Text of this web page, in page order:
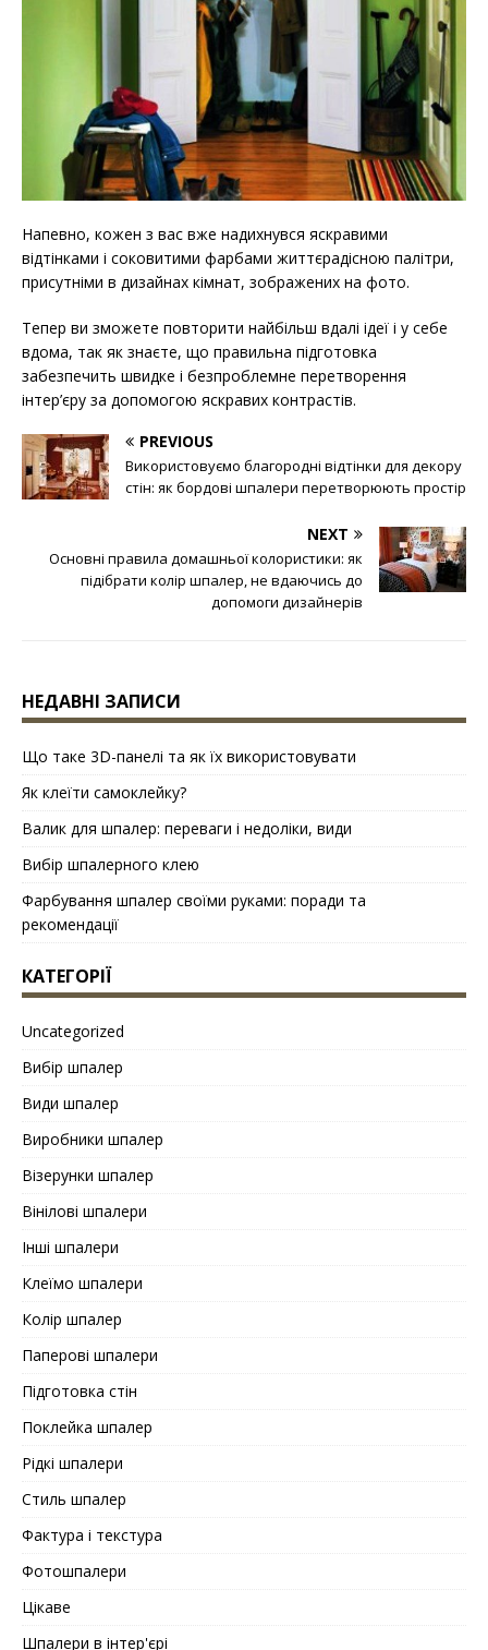
Напевно, кожен з вас вже надихнувся яскравими
відтінками і соковитими фарбами життєрадісною палітри,
присутніми в дизайнах кімнат, зображених на фото.
Тепер ви зможете повторити найбільш вдалі ідеї і у себе
вдома, так як знаєте, що правильна підготовка
забезпечить швидке і безпроблемне перетворення
інтер’єру за допомогою яскравих контрастів.
PREVIOUS
Використовуємо благородні відтінки для декору
стін: як бордові шпалери перетворюють простір
NEXT
Основні правила домашньої колористики: як
підібрати колір шпалер, не вдаючись до
допомоги дизайнерів
НЕДАВНІ ЗАПИСИ
Що таке 3D-панелі та як їх використовувати
Як клеїти самоклейку?
Валик для шпалер: переваги і недоліки, види
Вибір шпалерного клею
Фарбування шпалер своїми руками: поради та
рекомендації
КАТЕГОРІЇ
Uncategorized
Вибір шпалер
Види шпалер
Виробники шпалер
Візерунки шпалер
Вінілові шпалери
Інші шпалери
Клеїмо шпалери
Колір шпалер
Паперові шпалери
Підготовка стін
Поклейка шпалер
Рідкі шпалери
Стиль шпалер
Фактура і текстура
Фотошпалери
Цікаве
Шпалери в інтер'єрі